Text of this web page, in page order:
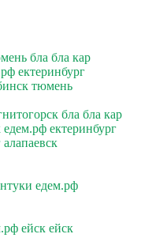
бла бла кар
ектеринбург
тюмень
бла бла кар
едем.рф ектеринбург
едем.рф
ейск ейск